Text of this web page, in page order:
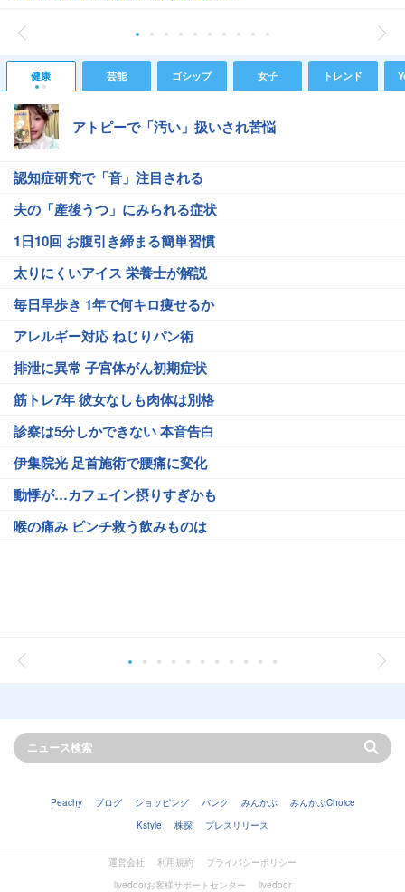
健康 芸能 ゴシップ 女子 トレンド
アトピーで「汚い」扱いされ苦悩
認知症研究で「音」注目される
夫の「産後うつ」にみられる症状
1日10回 お腹引き締まる簡単習慣
太りにくいアイス 栄養士が解説
毎日早歩き 1年で何キロ痩せるか
アレルギー対応 ねじりパン術
排泄に異常 子宮体がん初期症状
筋トレ7年 彼女なしも肉体は別格
診察は5分しかできない 本音告白
伊集院光 足首施術で腰痛に変化
動悸が…カフェイン摂りすぎかも
喉の痛み ピンチ救う飲みものは
Peachy ブログ ショッピング バンク みんかぶ
みんかぶChoice
Kstyle
株探 プレスリリース
運営会社 利用規約
プライバシーポリシー
livedoorお客様サポートセンター
livedoor